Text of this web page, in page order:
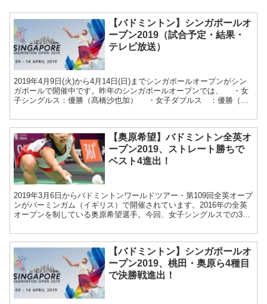
【バドミントン】シンガポールオ
ープン2019（試合予定・結果・
テレビ放送）
2019年4月9日(火)から4月14日(日)までシンガポールオープンがシン
ガポールで開催中です。昨年のシンガポールオープンでは、 ・女
子シングルス：優勝（髙橋沙也加） ・女子ダブルス ：優勝（櫻
【奥原希望】バドミントン全英オ
ープン2019、ストレート勝ちで
ベスト4進出！
2019年3月6日からバドミントンワールドツアー・第109回全英オープ
ンがバーミンガム（イギリス）で開催されています。2016年の全英
オープンを制している奥原希望選手。今回、女子シングルスでの3年
【バドミントン】シンガポールオ
ープン2019、桃田・奥原ら4種目
で決勝戦進出！